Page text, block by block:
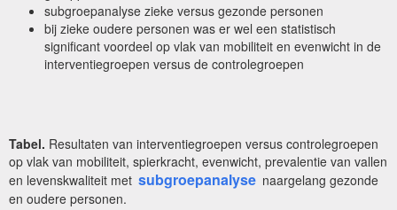
subgroepanalyse zieke versus gezonde personen
bij zieke oudere personen was er wel een statistisch
significant voordeel op vlak van mobiliteit en evenwicht in de
interventiegroepen versus de controlegroepen
Tabel. Resultaten van interventiegroepen versus controlegroepen
op vlak van mobiliteit, spierkracht, evenwicht, prevalentie van vallen
en levenskwaliteit met subgroepanalyse naargelang gezonde
en oudere personen.